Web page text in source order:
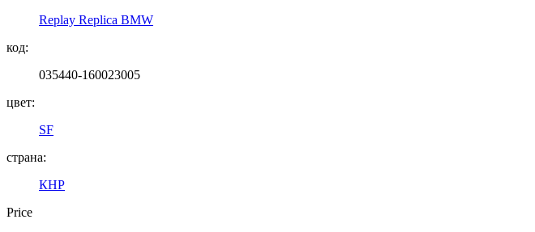
Replay Replica BMW
код:
035440-160023005
цвет:
SF
страна:
КНР
Price